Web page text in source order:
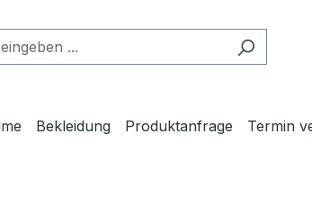
Bekleidung Produktanfrage Termin